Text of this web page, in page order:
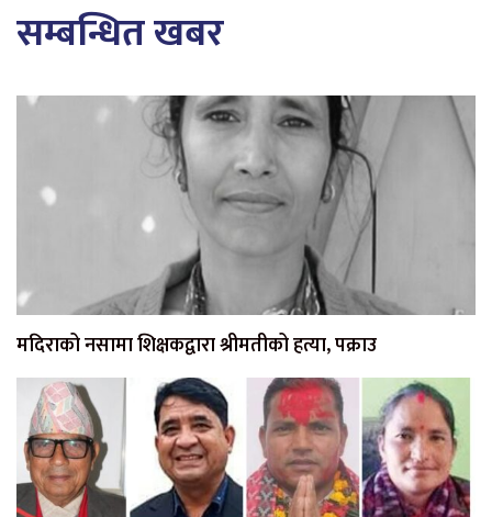
सम्बन्धित खबर
मदिराको नसामा शिक्षकद्वारा श्रीमतीको हत्या, पक्राउ